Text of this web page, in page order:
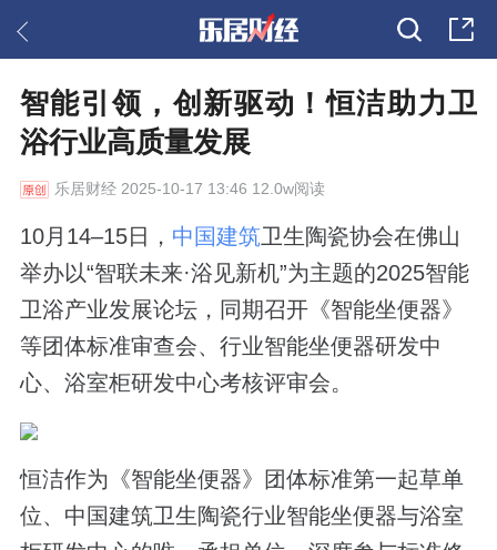
智能引领，创新驱动！恒洁助力卫
浴行业高质量发展
乐居财经2025-10-17 13:46 12.0w阅读
10月14–15日， 中国建筑卫生陶瓷协会在佛山
举办以“智联未来·浴见新机”为主题的2025智能
卫浴产业发展论坛，同期召开《智能坐便器》
等团体标准审查会、行业智能坐便器研发中
心、浴室柜研发中心考核评审会。
恒洁作为《智能坐便器》团体标准第一起草单
位、中国建筑卫生陶瓷行业智能坐便器与浴室